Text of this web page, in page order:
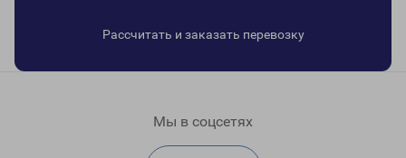
Рассчитать и заказать перевозку
Мы в соцсетях